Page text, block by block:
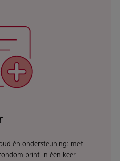
én ondersteuning: met
print in één keer